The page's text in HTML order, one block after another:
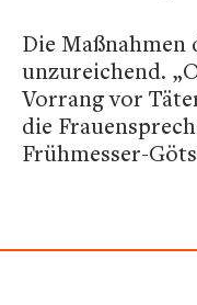
Die Maßnahmen
unzureichend.
Vorrang vor
die
Frühmesser-